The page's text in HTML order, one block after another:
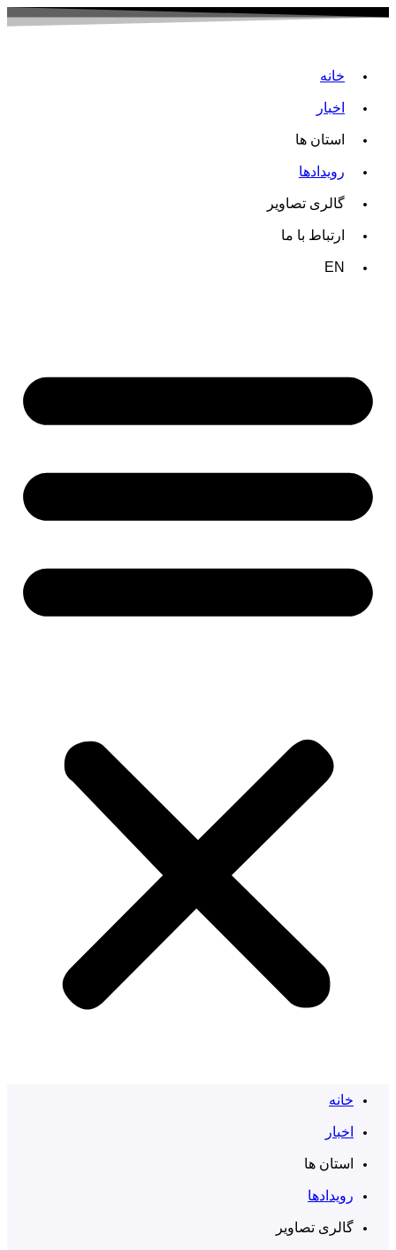
خانه
اخبار
استان ها
رویدادها
گالری تصاویر
ارتباط با ما
EN
خانه
اخبار
استان ها
رویدادها
گالری تصاویر